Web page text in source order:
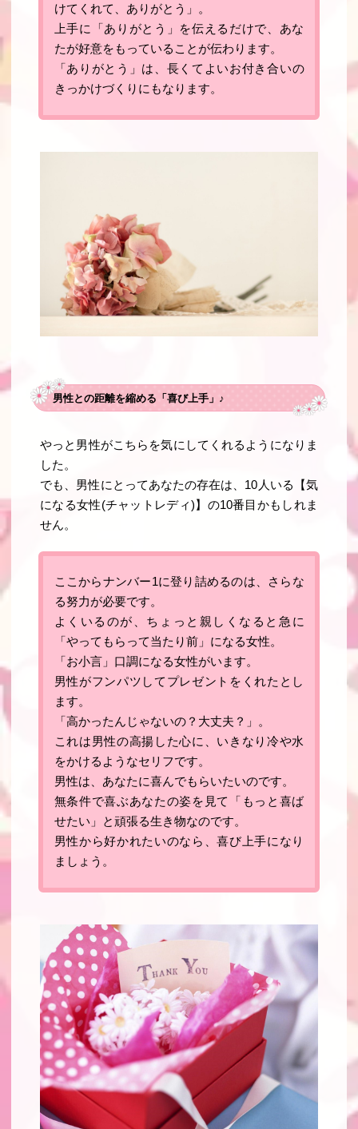
けてくれて、ありがとう」。
上手に「ありがとう」を伝えるだけで、あな
たが好意をもっていることが伝わります。
「 ありがとう
」は、長くてよいお付き合いの
きっかけづくりにもなります。
男性との距離を縮める「喜び上手」♪
やっと男性がこちらを気にしてくれるようになりま
した。
でも、男性にとってあなたの存在は、10人いる【気
になる女性(チャットレディ)】の10番目かもしれま
せん。
ここからナンバー1に登り詰めるのは、さらな
る努力が必要です。
よくいるのが、ちょっと親しくなると急に
「やってもらって当たり前」になる女性。
「お小言」口調になる女性がいます。
男性がフンパツしてプレゼントをくれたとし
ます。
「高かったんじゃないの？大丈夫？」。
これは男性の高揚した心に、いきなり冷や水
をかけるようなセリフです。
男性は、あなたに喜んでもらいたいのです。
無条件で喜ぶあなたの姿を見て「もっと喜ば
せたい」と頑張る生き物なのです。
男性から好かれたいのなら、喜び上手になり
ましょう 。